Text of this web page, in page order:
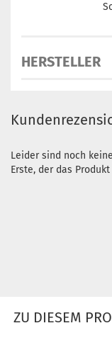
HERSTELLER
Leider sind noch
Erste, der das
ZU DIESEM